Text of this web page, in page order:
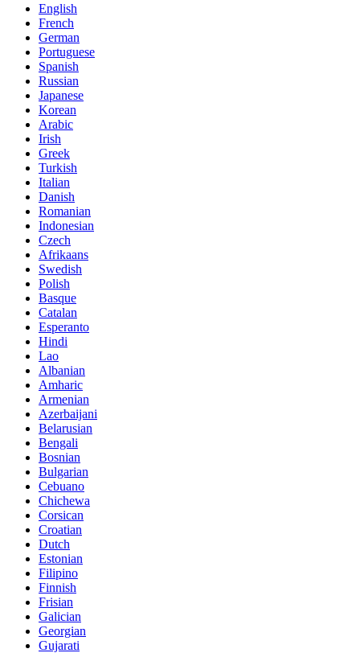
English
French
German
Portuguese
Spanish
Russian
Japanese
Korean
Arabic
Irish
Greek
Turkish
Italian
Danish
Romanian
Indonesian
Czech
Afrikaans
Swedish
Polish
Basque
Catalan
Esperanto
Hindi
Lao
Albanian
Amharic
Armenian
Azerbaijani
Belarusian
Bengali
Bosnian
Bulgarian
Cebuano
Chichewa
Corsican
Croatian
Dutch
Estonian
Filipino
Finnish
Frisian
Galician
Georgian
Gujarati